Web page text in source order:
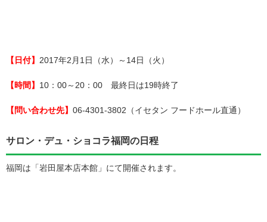
【日付】 2017年2月1日（水）～14日（火）
【時間】 10：00～20：00 最終日は19時終了
【問い合わせ先】 06-4301-3802（イセタン フードホール直通）
サロン・デュ・ショコラ福岡の日程
福岡は「岩田屋本店本館」にて開催されます。